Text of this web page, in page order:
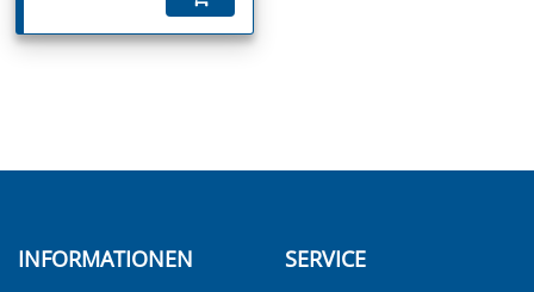
INFORMATIONEN SERVICE